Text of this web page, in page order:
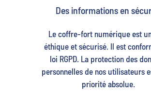
Des informations en
Le coffre-fort numérique est
éthique et sécurisé. Il est
loi RGPD. La protection des
personnelles de nos utilisateurs
priorité absolue.